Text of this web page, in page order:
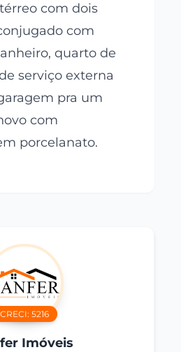
com dois
com
quarto de
serviço externa
pra um
com
porcelanato.
CRECI: 5216
Imóveis